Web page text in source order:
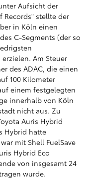
Aufsicht der
Records" stellte der
in Köln einen
C-Segments (der so
Am Steuer
des ADAC, die einen
100 Kilometer
einem festgelegten
innerhalb von Köln
nicht aus. Zu
Auris Hybrid
Hybrid hatte
mit Shell FuelSave
Hybrid Eco
von insgesamt 24
wurde.